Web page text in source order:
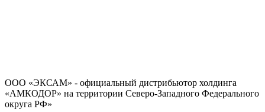
ООО «ЭКСАМ» - официальный дистрибьютор холдинга
«АМКОДОР» на территории Северо-Западного Федерального
округа РФ»